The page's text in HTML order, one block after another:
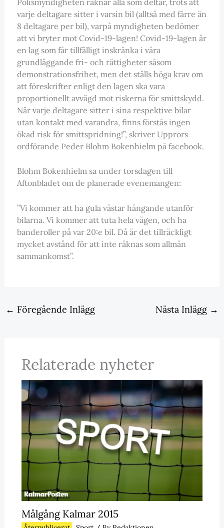
varje deltagare sitter i varsin bil (alltså med färre än
8 deltagare per bil), varpå myndigheten bedömer
att vi bryter mot Covid-19-lagen! Covid-19-lagen är
en lag som får tillfälligt inskränka i våra
grundläggande fri- och rättigheter såsom
demonstrationsfrihet, men det ställs höga krav om
att föreskrifter enligt den lagen ska vara
proportionellt avvägd mot riskerna för smittskydd.
När varje deltagare sitter i sina respektive bilar
utan kontakt med varandra, finns förstås ingen
ökad risk för smittspridning!”, skriver Upprors
ordförande Peder Blohm Bokenhielm på facebook.
Blohm Bokenhielm sa under torsdagen till
Aftonbladet om de planerade evenemangen:
”Vi kommer att ha gula västar hängande utanför
bilarna. Vi kommer att tuta hela vägen, och ha
banderoller på var 20:e bil. Då är det tillräckligt
mycket avstånd för att inte räknas som allmän
sammankomst”.
← Föregående Inlägg Nästa Inlägg →
Relaterade nyheter
Målgång Kalmar 2015